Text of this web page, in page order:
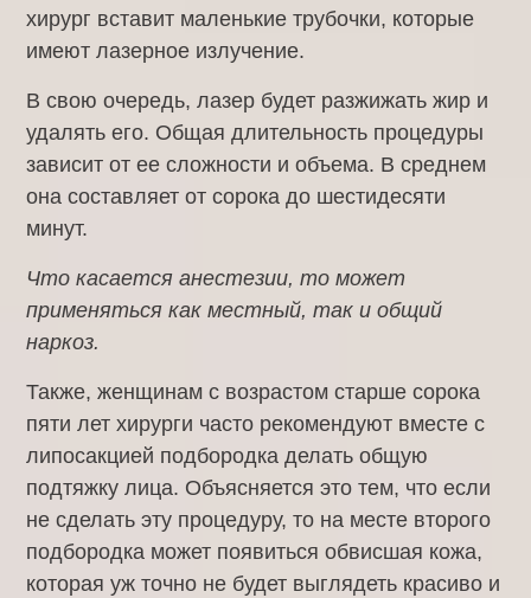
хирург вставит маленькие трубочки, которые
имеют лазерное излучение.
В свою очередь, лазер будет разжижать жир и
удалять его. Общая длительность процедуры
зависит от ее сложности и объема. В среднем
она составляет от сорока до шестидесяти
минут.
Что касается анестезии, то может
применяться как местный, так и общий
наркоз.
Также, женщинам с возрастом старше сорока
пяти лет хирурги часто рекомендуют вместе с
липосакцией подбородка делать общую
подтяжку лица. Объясняется это тем, что если
не сделать эту процедуру, то на месте второго
подбородка может появиться обвисшая кожа,
которая уж точно не будет выглядеть красиво и